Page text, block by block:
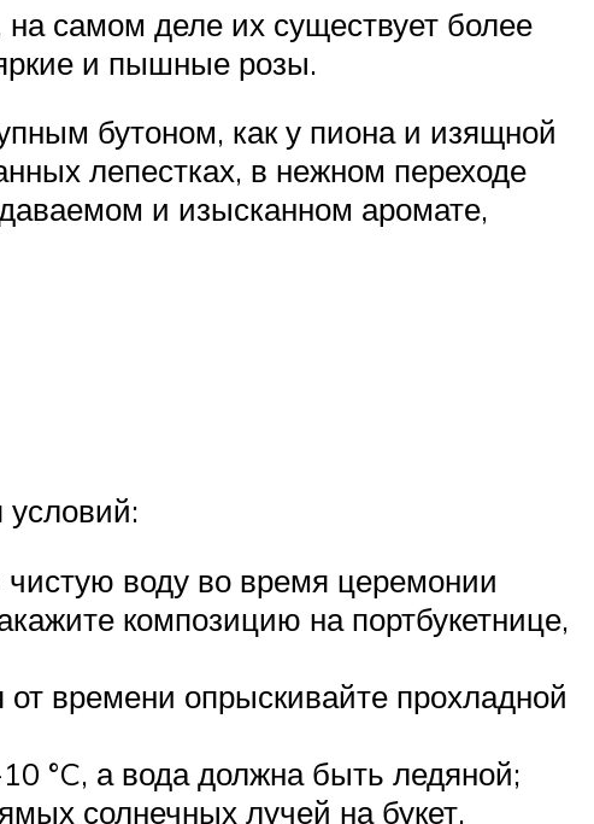
самом деле их существует более
и пышные розы.
бутоном, как у пиона и изящной
лепестках, в нежном переходе
и изысканном аромате,
условий:
чистую воду во время церемонии
композицию на портбукетнице,
времени опрыскивайте прохладной
°C, а вода должна быть ледяной;
солнечных лучей на букет.